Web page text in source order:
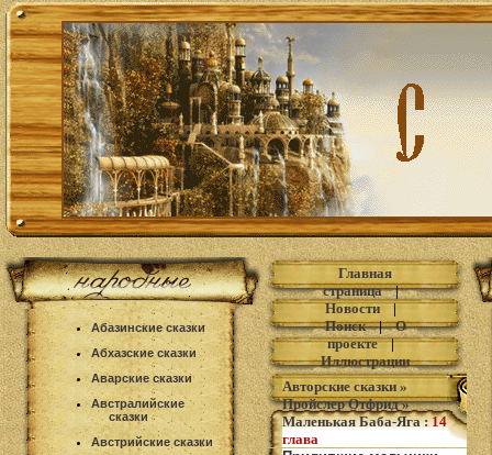
Абазинские сказки
Абхазские сказки
Аварские сказки
Австралийские
сказки
Австрийские сказки
Главная
страница|
Новости|
Поиск|О
проекте|
Иллюстрации
Авторские сказки »
Пройслер Отфрид»
Маленькая Баба-Яга:14
глава